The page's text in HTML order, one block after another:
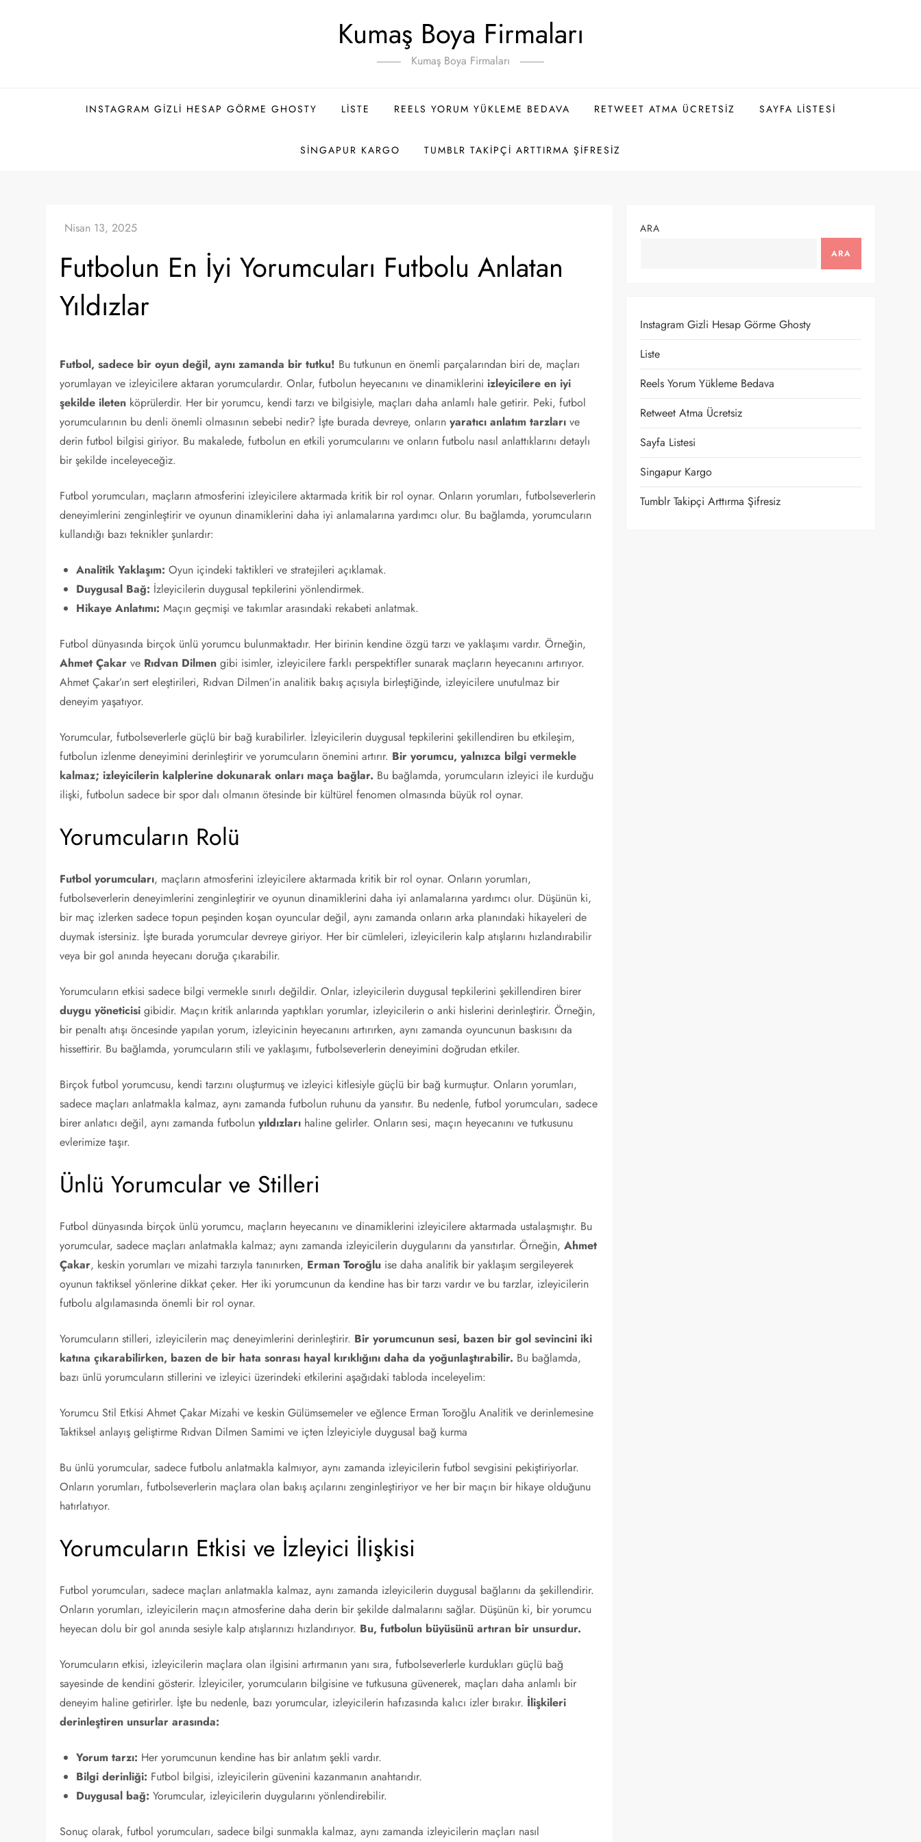
Kumaş Boya Firmaları
Kumaş Boya Firmaları
INSTAGRAM GIZLI HESAP GÖRME GHOSTY LISTE REELS YORUM YÜKLEME BEDAVA RETWEET ATMA ÜCRETSIZ SAYFA LISTESI
SINGAPUR KARGO TUMBLR TAKIPÇI ARTTIRMA ŞIFRESIZ
Futbolun En İyi Yorumcuları Futbolu Anlatan
Yıldızlar
Futbol, sadece bir oyun değil, aynı zamanda bir tutku! Bu tutkunun en önemli parçalarından biri de, maçları
yorumlayan ve izleyicilere aktaran yorumculardır. Onlar, futbolun heyecanını ve dinamiklerini izleyicilere en iyi
şekilde ileten köprülerdir. Her bir yorumcu, kendi tarzı ve bilgisiyle, maçları daha anlamlı hale getirir. Peki, futbol
yorumcularının bu denli önemli olmasının sebebi nedir? İşte burada devreye, onlarınyaratıcı anlatım tarzları ve
derin futbol bilgisi giriyor. Bu makalede, futbolun en etkili yorumcularını ve onların futbolu nasıl anlattıklarını detaylı
bir şekilde inceleyeceğiz.
Futbol yorumcuları, maçların atmosferini izleyicilere aktarmada kritik bir rol oynar. Onların yorumları, futbolseverlerin
deneyimlerini zenginleştirir ve oyunun dinamiklerini daha iyi anlamalarına yardımcı olur. Bu bağlamda, yorumcuların
kullandığı bazı teknikler şunlardır:
Analitik Yaklaşım: Oyun içindeki taktikleri ve stratejileri açıklamak.
Duygusal Bağ: İzleyicilerin duygusal tepkilerini yönlendirmek.
Hikaye Anlatımı: Maçın geçmişi ve takımlar arasındaki rekabeti anlatmak.
Futbol dünyasında birçok ünlü yorumcu bulunmaktadır. Her birinin kendine özgü tarzı ve yaklaşımı vardır. Örneğin,
Ahmet Çakar ve Rıdvan Dilmen gibi isimler, izleyicilere farklı perspektifler sunarak maçların heyecanını artırıyor.
Ahmet Çakar’ın sert eleştirileri, Rıdvan Dilmen’in analitik bakış açısıyla birleştiğinde, izleyicilere unutulmaz bir
deneyim yaşatıyor.
Yorumcular, futbolseverlerle güçlü bir bağ kurabilirler. İzleyicilerin duygusal tepkilerini şekillendiren bu etkileşim,
futbolun izlenme deneyimini derinleştirir ve yorumcuların önemini artırır. Bir yorumcu, yalnızca bilgi vermekle
kalmaz; izleyicilerin kalplerine dokunarak onları maça bağlar. Bu bağlamda, yorumcuların izleyici ile kurduğu
ilişki, futbolun sadece bir spor dalı olmanın ötesinde bir kültürel fenomen olmasında büyük rol oynar.
Yorumcuların Rolü
Futbol yorumcuları, maçların atmosferini izleyicilere aktarmada kritik bir rol oynar. Onların yorumları,
futbolseverlerin deneyimlerini zenginleştirir ve oyunun dinamiklerini daha iyi anlamalarına yardımcı olur. Düşünün ki,
bir maç izlerken sadece topun peşinden koşan oyuncular değil, aynı zamanda onların arka planındaki hikayeleri de
duymak istersiniz. İşte burada yorumcular devreye giriyor. Her bir cümleleri, izleyicilerin kalp atışlarını hızlandırabilir
veya bir gol anında heyecanı doruğa çıkarabilir.
Yorumcuların etkisi sadece bilgi vermekle sınırlı değildir. Onlar, izleyicilerin duygusal tepkilerini şekillendiren birer
duygu yöneticisi gibidir. Maçın kritik anlarında yaptıkları yorumlar, izleyicilerin o anki hislerini derinleştirir. Örneğin,
bir penaltı atışı öncesinde yapılan yorum, izleyicinin heyecanını artırırken, aynı zamanda oyuncunun baskısını da
hissettirir. Bu bağlamda, yorumcuların stili ve yaklaşımı, futbolseverlerin deneyimini doğrudan etkiler.
Birçok futbol yorumcusu, kendi tarzını oluşturmuş ve izleyici kitlesiyle güçlü bir bağ kurmuştur. Onların yorumları,
sadece maçları anlatmakla kalmaz, aynı zamanda futbolun ruhunu da yansıtır. Bu nedenle, futbol yorumcuları, sadece
birer anlatıcı değil, aynı zamanda futbolunyıldızları haline gelirler. Onların sesi, maçın heyecanını ve tutkusunu
evlerimize taşır.
Ünlü Yorumcular ve Stilleri
Futbol dünyasında birçok ünlü yorumcu, maçların heyecanını ve dinamiklerini izleyicilere aktarmada ustalaşmıştır. Bu
yorumcular, sadece maçları anlatmakla kalmaz; aynı zamanda izleyicilerin duygularını da yansıtırlar. Örneğin,Ahmet
Çakar, keskin yorumları ve mizahi tarzıyla tanınırken, Erman Toroğlu ise daha analitik bir yaklaşım sergileyerek
oyunun taktiksel yönlerine dikkat çeker. Her iki yorumcunun da kendine has bir tarzı vardır ve bu tarzlar, izleyicilerin
futbolu algılamasında önemli bir rol oynar.
Yorumcuların stilleri, izleyicilerin maç deneyimlerini derinleştirir. Bir yorumcunun sesi, bazen bir gol sevincini iki
katına çıkarabilirken, bazen de bir hata sonrası hayal kırıklığını daha da yoğunlaştırabilir. Bu bağlamda,
bazı ünlü yorumcuların stillerini ve izleyici üzerindeki etkilerini aşağıdaki tabloda inceleyelim:
Yorumcu Stil Etkisi Ahmet Çakar Mizahi ve keskin Gülümsemeler ve eğlence Erman Toroğlu Analitik ve derinlemesine
Taktiksel anlayış geliştirme Rıdvan Dilmen Samimi ve içten İzleyiciyle duygusal bağ kurma
Bu ünlü yorumcular, sadece futbolu anlatmakla kalmıyor, aynı zamanda izleyicilerin futbol sevgisini pekiştiriyorlar.
Onların yorumları, futbolseverlerin maçlara olan bakış açılarını zenginleştiriyor ve her bir maçın bir hikaye olduğunu
hatırlatıyor.
Yorumcuların Etkisi ve İzleyici İlişkisi
Futbol yorumcuları, sadece maçları anlatmakla kalmaz, aynı zamanda izleyicilerin duygusal bağlarını da şekillendirir.
Onların yorumları, izleyicilerin maçın atmosferine daha derin bir şekilde dalmalarını sağlar. Düşünün ki, bir yorumcu
heyecan dolu bir gol anında sesiyle kalp atışlarınızı hızlandırıyor. Bu, futbolun büyüsünü artıran bir unsurdur.
Yorumcuların etkisi, izleyicilerin maçlara olan ilgisini artırmanın yanı sıra, futbolseverlerle kurdukları güçlü bağ
sayesinde de kendini gösterir. İzleyiciler, yorumcuların bilgisine ve tutkusuna güvenerek, maçları daha anlamlı bir
deneyim haline getirirler. İşte bu nedenle, bazı yorumcular, izleyicilerin hafızasında kalıcı izler bırakır. İlişkileri
derinleştiren unsurlar arasında:
Yorum tarzı: Her yorumcunun kendine has bir anlatım şekli vardır.
Bilgi derinliği: Futbol bilgisi, izleyicilerin güvenini kazanmanın anahtarıdır.
Duygusal bağ: Yorumcular, izleyicilerin duygularını yönlendirebilir.
Sonuç olarak, futbol yorumcuları, sadece bilgi sunmakla kalmaz, aynı zamanda izleyicilerin maçları nasıl
ARA
ARA
Instagram Gizli Hesap Görme Ghosty
Liste
Reels Yorum Yükleme Bedava
Retweet Atma Ücretsiz
Sayfa Listesi
Singapur Kargo
Tumblr Takipçi Arttırma Şifresiz